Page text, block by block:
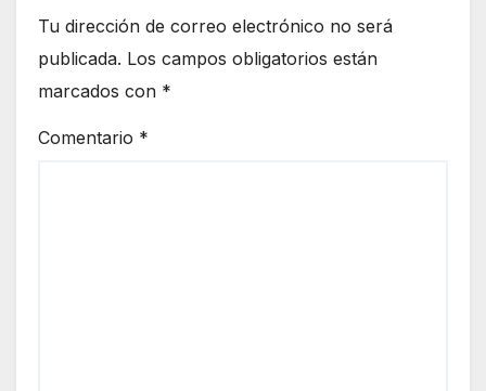
Tu dirección de correo electrónico no será
publicada. Los campos obligatorios están
marcados con *
Comentario *